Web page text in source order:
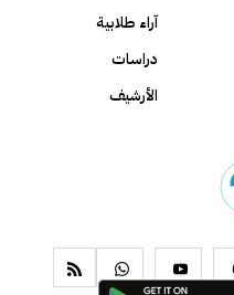
آراء طلابية
دراسات
الأرشيف